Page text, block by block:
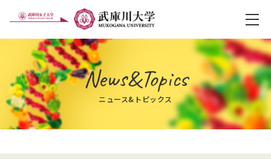
News&Topics
ニュース&トピックス